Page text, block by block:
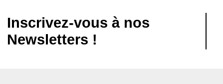
Inscrivez-vous à nos
Newsletters !